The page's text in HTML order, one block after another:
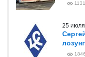
1131
25
1846